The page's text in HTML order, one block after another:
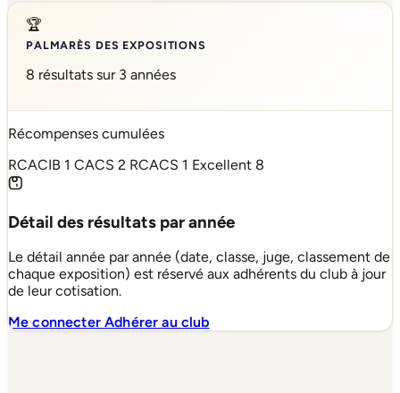
🏆
PALMARÈS DES EXPOSITIONS
8 résultats sur 3 années
Récompenses cumulées
RCACIB 1 CACS 2 RCACS 1 Excellent 8
Détail des résultats par année
Le détail année par année (date, classe, juge, classement de
chaque exposition) est réservé aux adhérents du club à jour
de leur cotisation.
Me connecterAdhérer au club